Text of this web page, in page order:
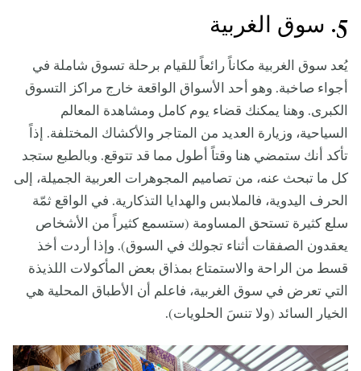
5. سوق الغربية
يُعد سوق الغربية مكاناً رائعاً للقيام برحلة تسوق شاملة في
أجواء صاخبة. وهو أحد الأسواق الواقعة خارج مراكز التسوق
الكبرى. وهنا يمكنك قضاء يوم كامل ومشاهدة المعالم
السياحية، وزيارة العديد من المتاجر والأكشاك المختلفة. إذاً
تأكد أنك ستمضي هنا وقتاً أطول مما قد تتوقع. وبالطبع ستجد
كل ما تبحث عنه، من تصاميم المجوهرات العربية الجميلة، إلى
الحرف اليدوية، فالملابس والهدايا التذكارية. في الواقع ثمّة
سلع كثيرة تستحق المساومة (ستسمع كثيراً من الأشخاص
يعقدون الصفقات أثناء تجولك في السوق). وإذا أردت أخذ
قسط من الراحة والاستمتاع بمذاق بعض المأكولات اللذيذة
التي تعرض في سوق الغربية، فاعلم أن الأطباق المحلية هي
الخيار السائد (ولا تنسَ الحلويات).